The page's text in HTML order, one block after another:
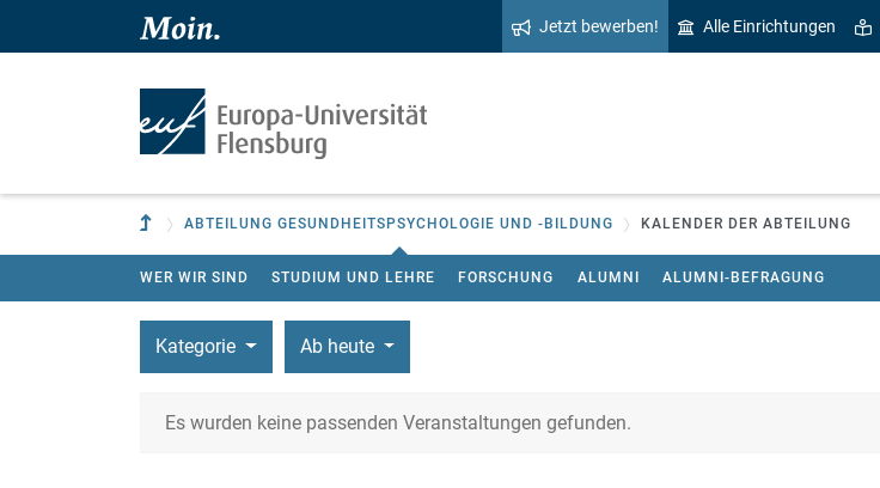
Zum Hauptinhalt springen
Zur Navigation springen
Jetzt bewerben! Alle Einrichtungen
Zur übergeordneten Einrichtung
ABTEILUNG GESUNDHEITSPSYCHOLOGIE UND -BILDUNG KALENDER DER ABTEILUNG
WER WIR SIND STUDIUM UND LEHRE FORSCHUNG ALUMNI ALUMNI-BEFRAGUNG
Kategorie Ab heute
Es wurden keine passenden Veranstaltungen gefunden.